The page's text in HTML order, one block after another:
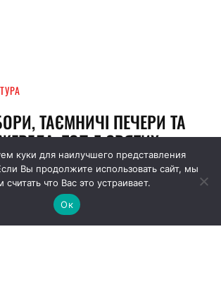
куки для наилучшего представления
Вы продолжите использовать сайт, мы
считать что Вас это устраивает.
Ок